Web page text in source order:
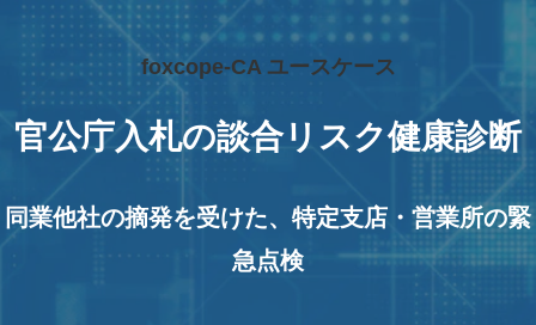
foxcope-CA ユースケース
官公庁入札の談合リスク健康診断
同業他社の摘発を受けた、特定支店・営業所の緊
急点検